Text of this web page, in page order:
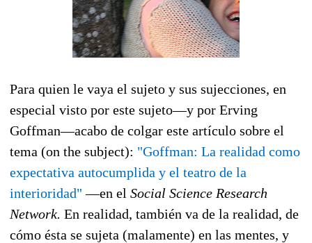
Para quien le vaya el sujeto y sus sujecciones, en
especial visto por este sujeto—y por Erving
Goffman—acabo de colgar este artículo sobre el
tema (on the subject): "Goffman: La realidad como
expectativa autocumplida y el teatro de la
interioridad" —en el Social Science Research
Network. En realidad, también va de la realidad, de
cómo ésta se sujeta (malamente) en las mentes, y